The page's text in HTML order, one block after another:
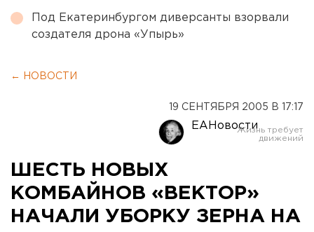
Под Екатеринбургом диверсанты взорвали
создателя дрона «Упырь»
← НОВОСТИ
19 СЕНТЯБРЯ 2005 В 17:17
ЕАНовости
ШЕСТЬ НОВЫХ
КОМБАЙНОВ «ВЕКТОР»
НАЧАЛИ УБОРКУ ЗЕРНА НА